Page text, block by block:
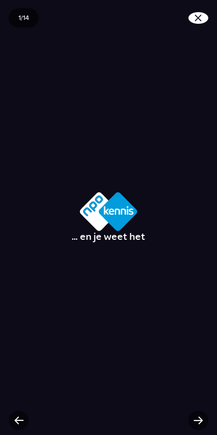
1/14
Waarom hebben we
... en je weet het